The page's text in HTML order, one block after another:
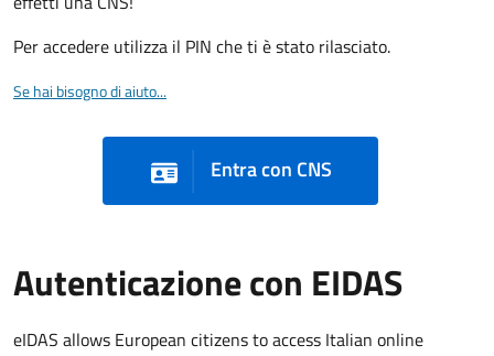
Per accedere utilizza il PIN che ti è stato rilasciato.
Se hai bisogno di aiuto...
Entra con CNS
Autenticazione con EIDAS
eIDAS allows European citizens to access Italian online